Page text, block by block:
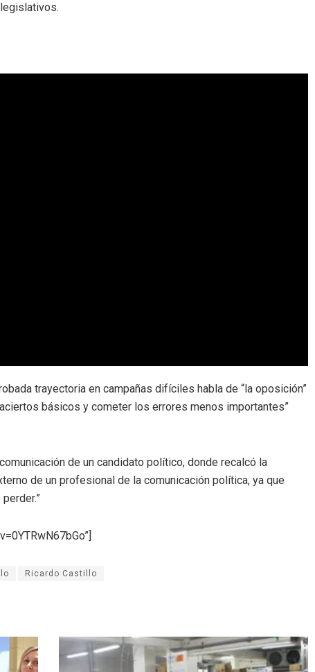
trayectoria en campañas difíciles habla de “la oposición”
básicos y cometer los errores menos importantes”
de un candidato político, donde recalcó la
de un profesional de la comunicación política, ya que
Ricardo Castillo